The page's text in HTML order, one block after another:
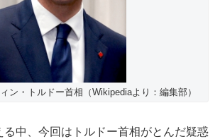
ン・トルドー首相（Wikipediaより：編集部）
る中、今回はトルドー首相がとんだ疑惑